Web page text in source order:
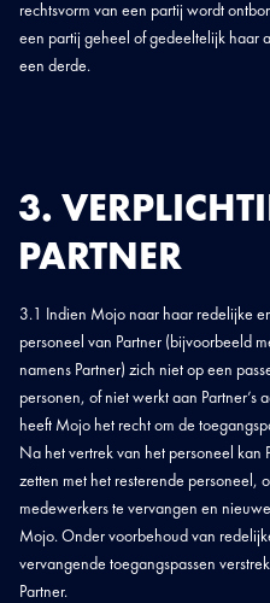
rechtsvorm van een partij wordt
een partij geheel of gedeeltelijk haar
een derde.
3.
PARTNER
3.1 Indien Mojo naar haar redelijke
personeel van Partner (bijvoorbeeld
namens Partner) zich niet op een
personen, of niet werkt aan Partner’s
heeft Mojo het recht om de
Na het vertrek van het personeel kan
zetten met het resterende personeel,
medewerkers te vervangen en
Mojo. Onder voorbehoud van
vervangende toegangspassen
Partner.